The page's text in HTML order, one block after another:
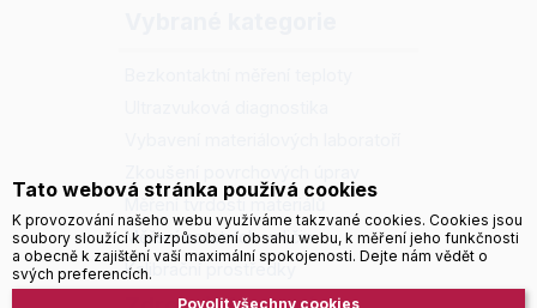
Měření tvrdosti materiálů
Měření ostatních veličin
Kalibrační prostředky
Tato webová stránka používá cookies
K provozování našeho webu využíváme takzvané cookies. Cookies jsou
soubory sloužící k přizpůsobení obsahu webu, k měření jeho funkčnosti
a obecně k zajištění vaší maximální spokojenosti. Dejte nám vědět o
svých preferencích.
Povolit všechny cookies